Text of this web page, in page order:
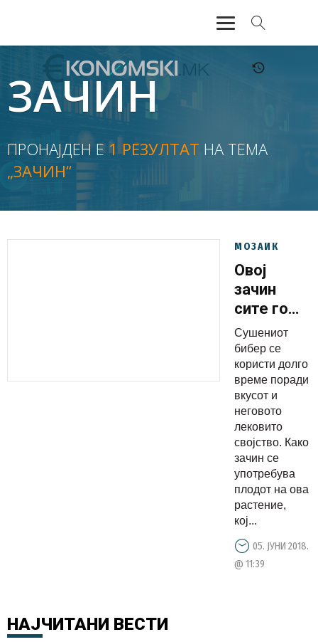
АКТУЕЛНО
ЕКОНОМИЈА
ФИНАНСИИ
БАНКАРСТВО
ЖИВОТ
ЗАЧИН
ПРОНАЈДЕН Е1 РЕЗУЛТАТ НА ТЕМА
„ЗАЧИН“
МОЗАИК
Овој
зачин
сите го
имаме
дома, тој
е лек за
многу
болести
Сушениот
бибер се
користи долго
време поради
вкусот и
неговото
лековито
својство. Како
зачин се
употребува
плодот на ова
растение,
кој...
05. ЈУНИ 2018.
@ 11:39
НАЈЧИТАНИ ВЕСТИ